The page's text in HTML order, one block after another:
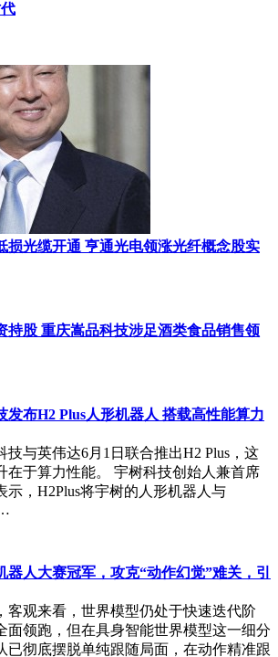
损光缆开通 亨通光电领涨光纤概念股实
持股 重庆嵩品科技涉足酒类食品销售领
发布H2 Plus人形机器人 搭载高性能算力
技与英伟达6月1日联合推出H2 Plus，这
在于算力性能。 宇树科技创始人兼首席
示，H2Plus将宇树的人形机器人与
器人大赛冠军，攻克“动作幻觉”难关，引
客观来看，世界模型仍处于快速迭代阶
面领跑，但在具身智能世界模型这一细分
已彻底摆脱单纯跟随局面，在动作精准跟